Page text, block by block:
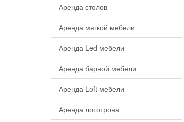
Аренда столов
Аренда мягкой мебели
Аренда Led мебели
Аренда барной мебели
Аренда Loft мебели
Аренда лототрона